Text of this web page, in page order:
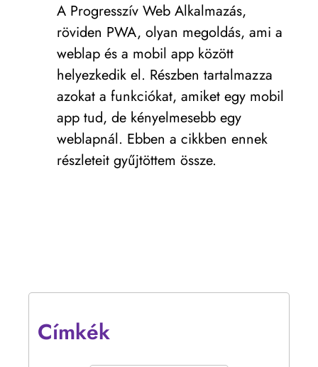
A Progresszív Web Alkalmazás,
röviden PWA, olyan megoldás, ami a
weblap és a mobil app között
helyezkedik el. Részben tartalmazza
azokat a funkciókat, amiket egy mobil
app tud, de kényelmesebb egy
weblapnál. Ebben a cikkben ennek
részleteit gyűjtöttem össze.
Címkék